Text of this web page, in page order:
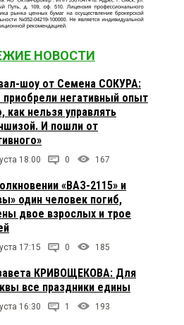
НОВОСТИ
шоу от Семена СОКУРА:
негативный опыт
как нельзя управлять
И пошли от
18:00 0 167
«ВАЗ-2115» и
один человек погиб,
двое взрослых и трое
17:15 0 185
КРИВОЩЕКОВА: Для
все праздники едины
16:30 1 193